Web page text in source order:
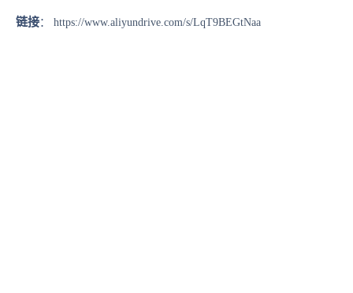
链接： https://www.aliyundrive.com/s/LqT9BEGtNaa